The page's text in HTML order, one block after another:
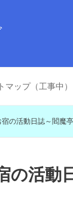
マップ（工事中）
の活動日誌～閻魔
の活動